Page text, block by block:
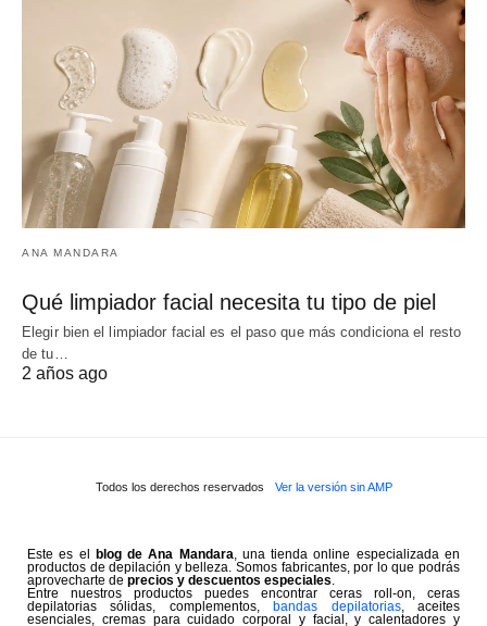
ANA MANDARA
Qué limpiador facial necesita tu tipo de piel
Elegir bien el limpiador facial es el paso que más condiciona el resto
de tu…
2 años ago
Todos los derechos reservados Ver la versión sin AMP
Este es el blog de Ana Mandara, una tienda online especializada en
productos de depilación y belleza. Somos fabricantes, por lo que podrás
aprovecharte de precios y descuentos especiales.
Entre nuestros productos puedes encontrar ceras roll-on, ceras
depilatorias sólidas, complementos, bandas depilatorias, aceites
esenciales, cremas para cuidado corporal y facial, y calentadores y